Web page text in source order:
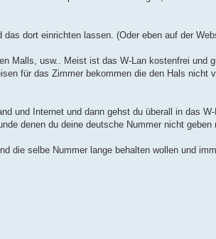
dort einrichten lassen. (Oder eben auf der
Malls, usw.. Meist ist das W-Lan kostenfrei und
für das Zimmer bekommen die den Hals nicht
und Internet und dann gehst du überall in das
denen du deine deutsche Nummer nicht geben
die selbe Nummer lange behalten wollen und